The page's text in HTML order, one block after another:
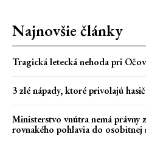
Najnovšie články
Tragická letecká nehoda pri
3 zlé nápady, ktoré privolajú
Ministerstvo vnútra nemá právny
rovnakého pohlavia do osobitnej